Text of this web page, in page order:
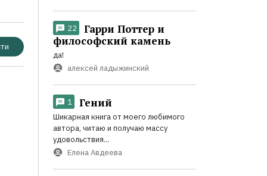
22
Гарри Поттер и
философский камень
да!
алексей ладыжинский
1 Гений
Шикарная книга от моего любимого
автора, читаю и получаю массу
удовольствия...
Елена Авдеева